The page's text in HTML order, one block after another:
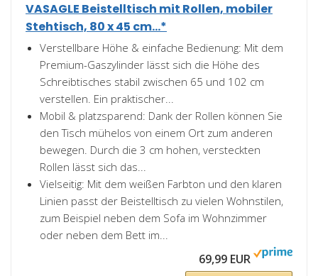
VASAGLE Beistelltisch mit Rollen, mobiler
Stehtisch, 80 x 45 cm...*
Verstellbare Höhe & einfache Bedienung: Mit dem
Premium-Gaszylinder lässt sich die Höhe des
Schreibtisches stabil zwischen 65 und 102 cm
verstellen. Ein praktischer...
Mobil & platzsparend: Dank der Rollen können Sie
den Tisch mühelos von einem Ort zum anderen
bewegen. Durch die 3 cm hohen, versteckten
Rollen lässt sich das...
Vielseitig: Mit dem weißen Farbton und den klaren
Linien passt der Beistelltisch zu vielen Wohnstilen,
zum Beispiel neben dem Sofa im Wohnzimmer
oder neben dem Bett im...
69,99 EUR